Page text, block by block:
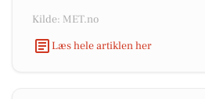
Kilde: MET.no
Læs hele artiklen her